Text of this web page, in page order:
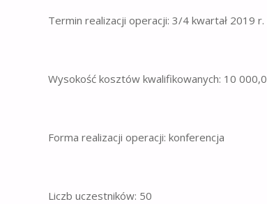
Termin realizacji operacji: 3/4 kwartał 2019
Wysokość kosztów kwalifikowanych: 10
Forma realizacji operacji: konferencja
Liczb uczestników: 50